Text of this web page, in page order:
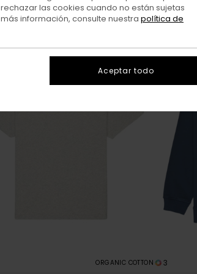
ORGANIC COTTON 3
las cookies cuando no están sujetas
información, consulte nuestra política de
Aceptar todo